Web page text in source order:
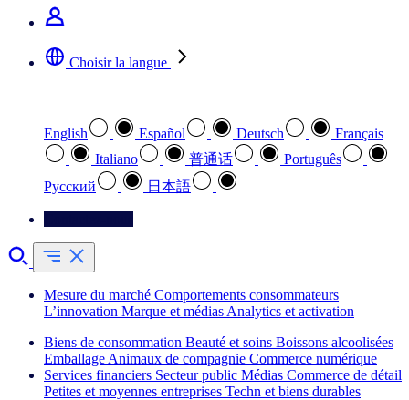
Choisir la langue
English Español Deutsch
Français
Italiano
普通话
Português
Pусский
日本語
Mesure du marché Comportements consommateurs
L’innovation Marque et médias Analytics et activation
Biens de consommation Beauté et soins Boissons alcoolisées
Emballage Animaux de compagnie Commerce numérique
Services financiers Secteur public Médias Commerce de détail
Petites et moyennes entreprises Techn et biens durables